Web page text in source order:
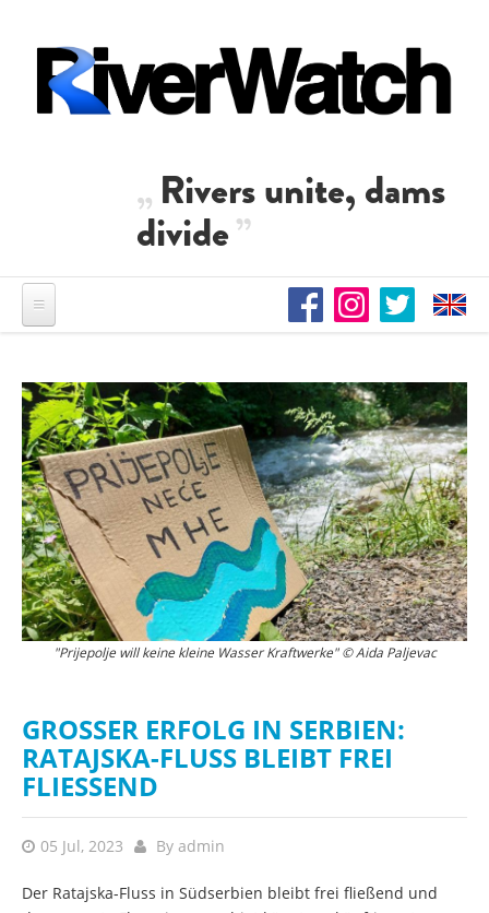
Rivers unite, dams
divide
"Prijepolje will keine kleine Wasser Kraftwerke" © Aida Paljevac
GROSSER ERFOLG IN SERBIEN: R
ATAJSKA-FLUSS BLEIBT FREI F
LIESSEND
05 Jul, 2023 By admin
Der Ratajska-Fluss in Südserbien bleibt frei fließend und